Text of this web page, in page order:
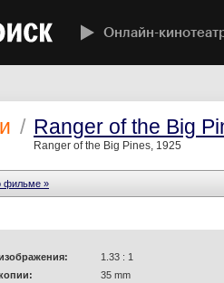
Онлайн-
/ Ranger of the Big
Ranger of the Big Pines, 1925
фильме »
1.33 : 1
35 mm